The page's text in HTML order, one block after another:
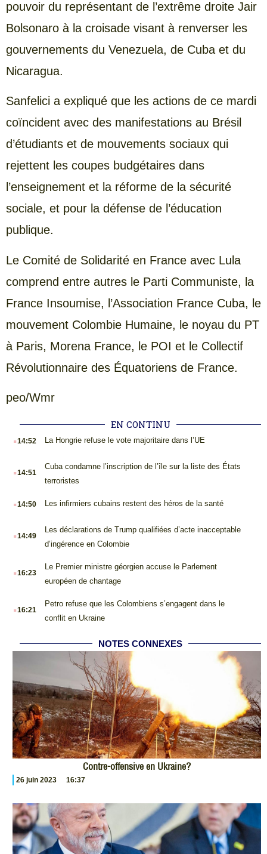
pouvoir du représentant de l’extrême droite Jair
Bolsonaro à la croisade visant à renverser les
gouvernements du Venezuela, de Cuba et du
Nicaragua.
Sanfelici a expliqué que les actions de ce mardi
coïncident avec des manifestations au Brésil
d’étudiants et de mouvements sociaux qui
rejettent les coupes budgétaires dans
l’enseignement et la réforme de la sécurité
sociale, et pour la défense de l’éducation
publique.
Le Comité de Solidarité en France avec Lula
comprend entre autres le Parti Communiste, la
France Insoumise, l’Association France Cuba, le
mouvement Colombie Humaine, le noyau du PT
à Paris, Morena France, le POI et le Collectif
Révolutionnaire des Équatoriens de France.
peo/Wmr
EN CONTINU
.14:52 La Hongrie refuse le vote majoritaire dans l’UE
.14:51
Cuba condamne l’inscription de l’île sur la liste des États
terroristes
.14:50 Les infirmiers cubains restent des héros de la santé
.14:49
Les déclarations de Trump qualifiées d’acte inacceptable
d’ingérence en Colombie
.16:23
Le Premier ministre géorgien accuse le Parlement
européen de chantage
.16:21
Petro refuse que les Colombiens s’engagent dans le
conflit en Ukraine
NOTES CONNEXES
Contre-offensive en Ukraine?
26 juin 2023 16:37